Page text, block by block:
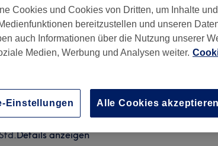
Main, 60594
Min.Details anzeigen
mit Rubberbase Gel Natur
Details anzeigen
Cookies und Cookies von Dritten, um Inhalte
bereitzustellen und unseren
auch Informationen über die Nutzung unserer
Medien, Werbung und Analysen weiter.
Einstellungen Alle Cookies